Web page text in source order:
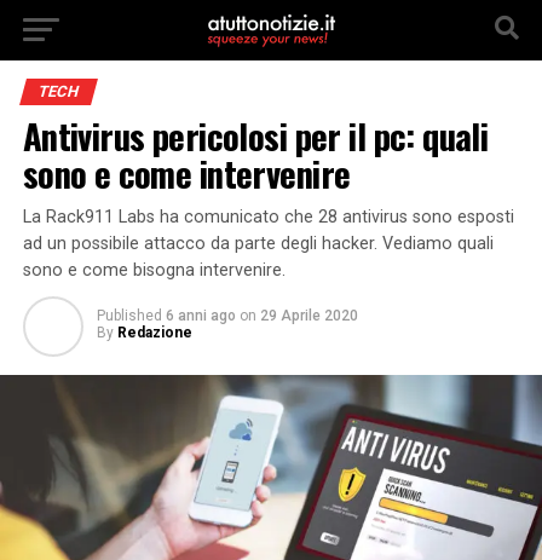
TECH
Antivirus pericolosi per il pc: quali
sono e come intervenire
La Rack911 Labs ha comunicato che 28 antivirus sono esposti
ad un possibile attacco da parte degli hacker. Vediamo quali
sono e come bisogna intervenire.
Published 6 anni ago on 29 Aprile 2020
By Redazione